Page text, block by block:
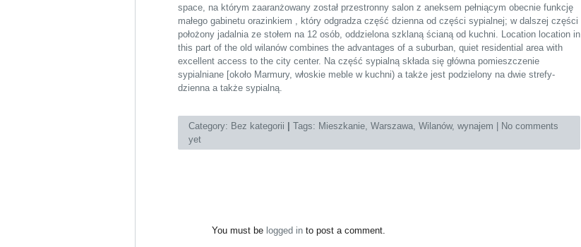
space, na którym zaaranżowany został przestronny salon z aneksem pełniącym obecnie funkcję
małego gabinetu orazinkiem , który odgradza część dzienna od części sypialnej; w dalszej części
położony jadalnia ze stołem na 12 osób, oddzielona szklaną ścianą od kuchni. Location location in
this part of the old wilanów combines the advantages of a suburban, quiet residential area with
excellent access to the city center. Na część sypialną składa się główna pomieszczenie
sypialniane [około Marmury, włoskie meble w kuchni) a także jest podzielony na dwie strefy-
dzienna a także sypialną.
Category: Bez kategorii Tags: Mieszkanie, Warszawa, Wilanów, wynajem
No comments
yet
You must be logged in to post a comment.